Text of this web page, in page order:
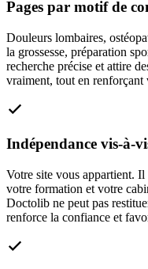
Pages par motif de
Douleurs lombaires,
la grossesse, préparation
recherche précise et attire
vraiment, tout en
Indépendance vis-à-
Votre site vous appartient.
votre formation et votre
Doctolib ne peut pas
renforce la confiance et